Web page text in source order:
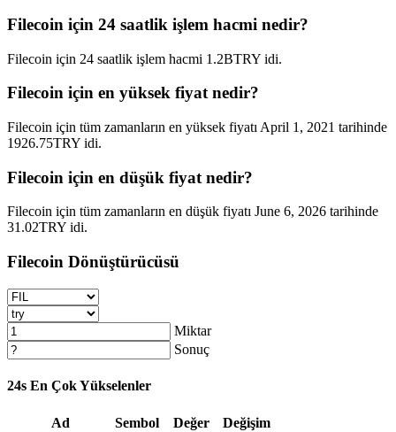
Filecoin için 24 saatlik işlem hacmi nedir?
Filecoin için 24 saatlik işlem hacmi 1.2BTRY idi.
Filecoin için en yüksek fiyat nedir?
Filecoin için tüm zamanların en yüksek fiyatı April 1, 2021 tarihinde
1926.75TRY idi.
Filecoin için en düşük fiyat nedir?
Filecoin için tüm zamanların en düşük fiyatı June 6, 2026 tarihinde
31.02TRY idi.
Filecoin Dönüştürücüsü
Miktar
Sonuç
24s En Çok Yükselenler
Ad Sembol Değer
Değişim